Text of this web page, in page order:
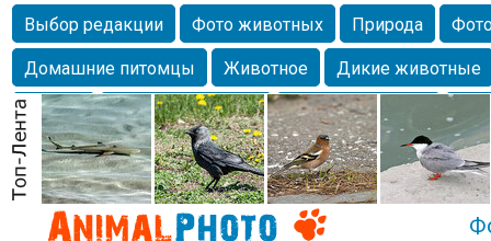
Выбор редакции Фото животных Природа
Домашние питомцы
Животное
Дикие животные
Собаки
Alexanderandronik Млекопитающие
Морда
Собачка Осень Портрет
Домашние
Насекомое
Коты Lebert Дикие птицы Утка